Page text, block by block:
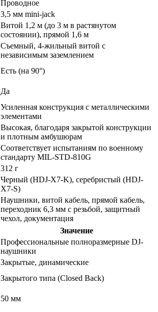
Проводное
3,5 мм mini-jack
Витой 1,2 м (до 3 м в растянутом
состоянии), прямой 1,6 м
Съемный, 4-жильный витой с
независимым заземлением
Есть (на 90°)
Да
Усиленная конструкция с металлическими
элементами
Высокая, благодаря закрытой конструкции
и плотным амбушюрам
Соответствует испытаниям по военному
стандарту MIL-STD-810G
312 г
Черный (HDJ-X7-K), серебристый (HDJ-
X7-S)
Наушники, витой кабель, прямой кабель,
переходник 6,3 мм с резьбой, защитный
чехол, документация
Значение
Профессиональные полноразмерные DJ-
наушники
Закрытые, динамические
Закрытого типа (Closed Back)
50 мм